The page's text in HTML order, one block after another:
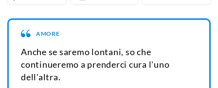
AMORE
Anche se saremo lontani, so che
continueremo a prenderci cura l'uno
dell'altra.